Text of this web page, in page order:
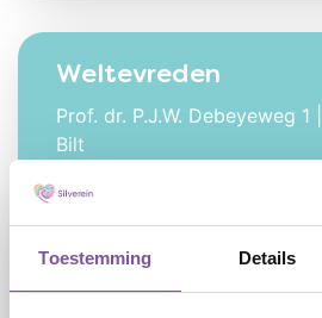
Toestemming Details
Weltevreden
Prof. dr. P.J.W. Debeyeweg 1
Bilt